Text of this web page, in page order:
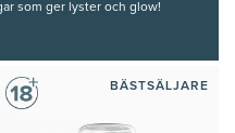
som ger lyster och glow!
BÄSTSÄLJARE